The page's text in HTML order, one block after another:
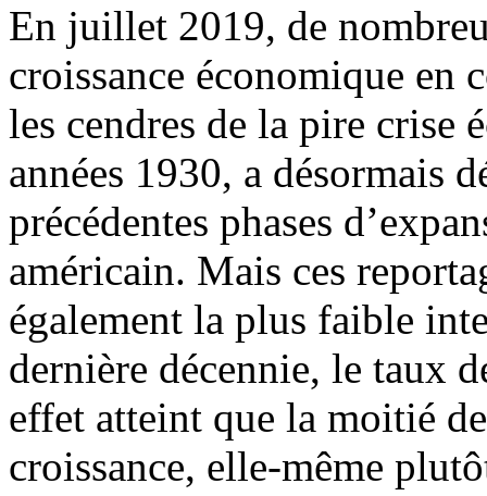
En juillet 2019, de
croissance économique en
les cendres de la pire crise
années 1930, a désormais
précédentes phases
américain. Mais ces
également la plus faible
dernière décennie, le taux
effet atteint que la moitié
croissance, elle-même